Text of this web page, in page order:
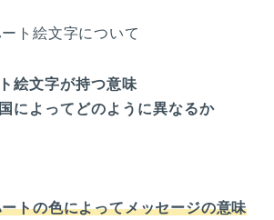
ト絵文字について
絵文字が持つ意味
によってどのように異なるか
トの色によってメッセージの意味